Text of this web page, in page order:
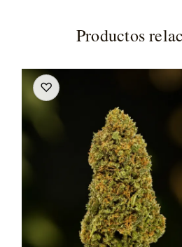
Productos
♡